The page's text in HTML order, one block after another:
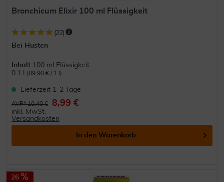
Bronchicum Elixir 100 ml Flüssigkeit
(22)
Bei Husten
Inhalt 100 ml Flüssigkeit
0.1 l
(89,90 € / 1 l)
Lieferzeit 1-2 Tage
AVP* 10,40 € 8,99 €
inkl. MwSt.
Versandkosten
In den Warenkorb
26